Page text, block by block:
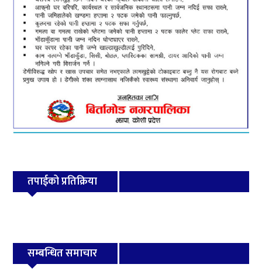
तपाईको प्रतिक्रिया
सम्बन्धित समाचार